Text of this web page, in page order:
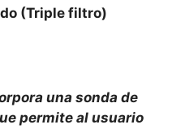
(Triple filtro)
una sonda de
permite al usuario